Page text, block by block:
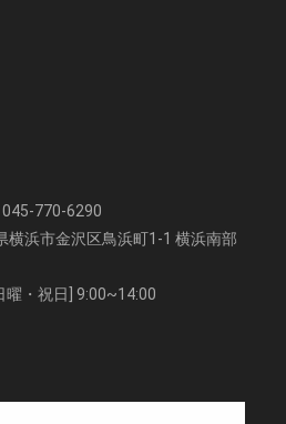
045-770-6290
横浜市金沢区鳥浜町1-1 横浜南部
曜・祝日] 9:00~14:00